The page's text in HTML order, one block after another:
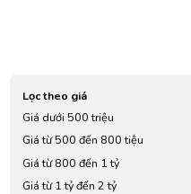
Lọc theo giá
Giá dưới 500 triệu
Giá từ 500 đến 800 tiệu
Giá từ 800 đến 1 tỷ
Giá từ 1 tỷ đến 2 tỷ